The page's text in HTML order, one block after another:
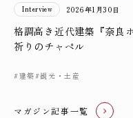
Interview 2026年1月30日
格調高き近代建築『奈良
祈りのチャペル
#建築#観光・土産
マガジン記事一覧